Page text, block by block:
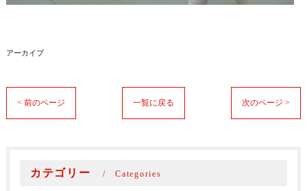
アーカイブ
< 前のページ 一覧に戻る 次のページ >
カテゴリー Categories